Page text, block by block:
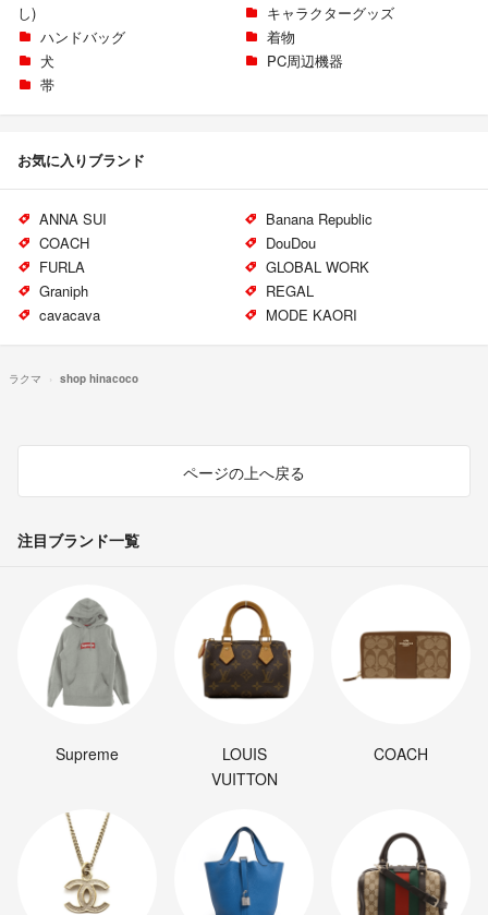
し)
キャラクターグッズ
ハンドバッグ
着物
犬
PC周辺機器
帯
お気に入りブランド
ANNA SUI
Banana Republic
COACH
DouDou
FURLA
GLOBAL WORK
Graniph
REGAL
cavacava
MODE KAORI
ラクマ shop hinacoco
ページの上へ戻る
注目ブランド一覧
Supreme
LOUIS
VUITTON
COACH